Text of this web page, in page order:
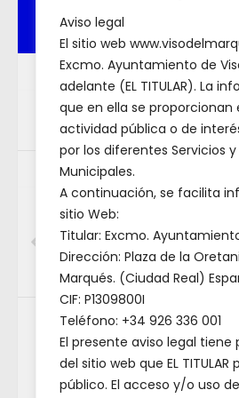
Aviso legal
El sitio web
Excmo. Ayuntamiento de
adelante (EL TITULAR). La
que en ella se
actividad pública o de
por los diferentes Servicios
Municipales.
A continuación, se facilita
sitio Web:
Titular: Excmo.
Dirección: Plaza de la
Marqués. (Ciudad Real)
CIF: P1309800I
Teléfono: +34 926 336 001
El presente aviso legal
del sitio web que EL
público. El acceso y/o uso
SEGUIR:
SIGUIENTE HISTORIA
EL TEATRO LLEGA A
PUEBLO
HISTORIA PREVIA
Programa de
empleo en
Sociosanitaria con
junio de 2026
Buscar